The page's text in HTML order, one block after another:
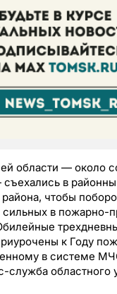
области — около
в
чтобы
в пожарно-
к Году
в системе
служба областного